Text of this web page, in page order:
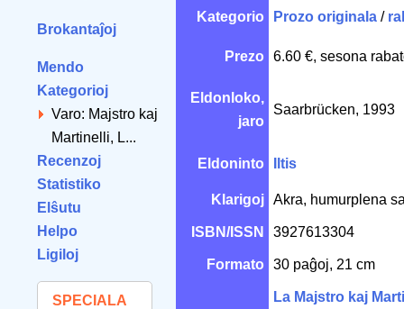
Brokantaĵoj
Mendo
Kategorioj
Varo: Majstro kaj
Martinelli, L...
Recenzoj
Statistiko
Elŝutu
Helpo
Ligiloj
SPECIALA
Kategorio Prozo originala /
Prezo 6.60 €, sesona
Eldonloko,
jaro
Saarbrücken, 1993
Eldoninto Iltis
Klarigoj Akra, humurplena
ISBN/ISSN 3927613304
Formato 30 paĝoj, 21 cm
La Majstro kaj